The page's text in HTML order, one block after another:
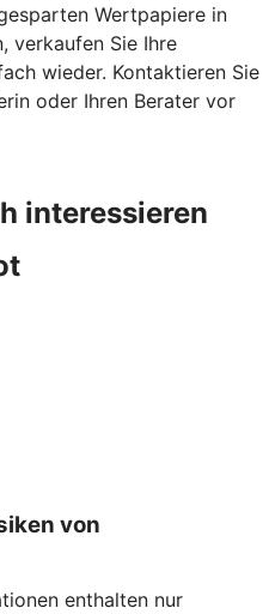
Wertpapiere in
verkaufen Sie Ihre
wieder. Kontaktieren Sie
oder Ihren Berater vor
interessieren
von
enthalten nur